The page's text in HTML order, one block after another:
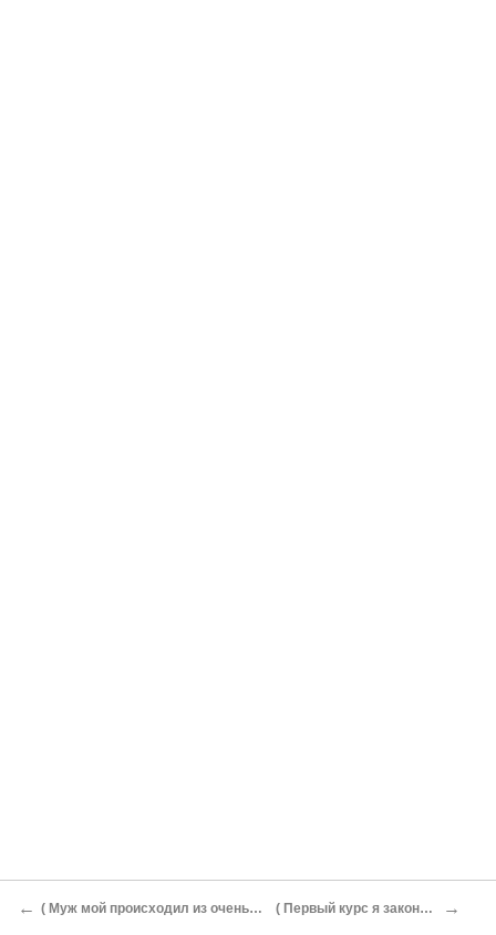
← ( Муж мой происходил из очень интересной семьи...) ( Первый курс я закончила успешно...) →